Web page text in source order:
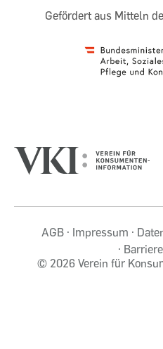
Gefördert aus Mitteln
AGB Impressum
© 2026 Verein für